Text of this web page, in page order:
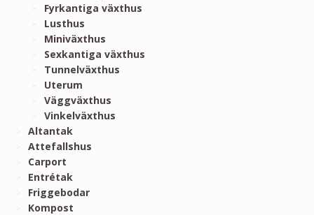
Fyrkantiga växthus
Lusthus
Miniväxthus
Sexkantiga växthus
Tunnelväxthus
Uterum
Väggväxthus
Vinkelväxthus
Altantak
Attefallshus
Carport
Entrétak
Friggebodar
Kompost